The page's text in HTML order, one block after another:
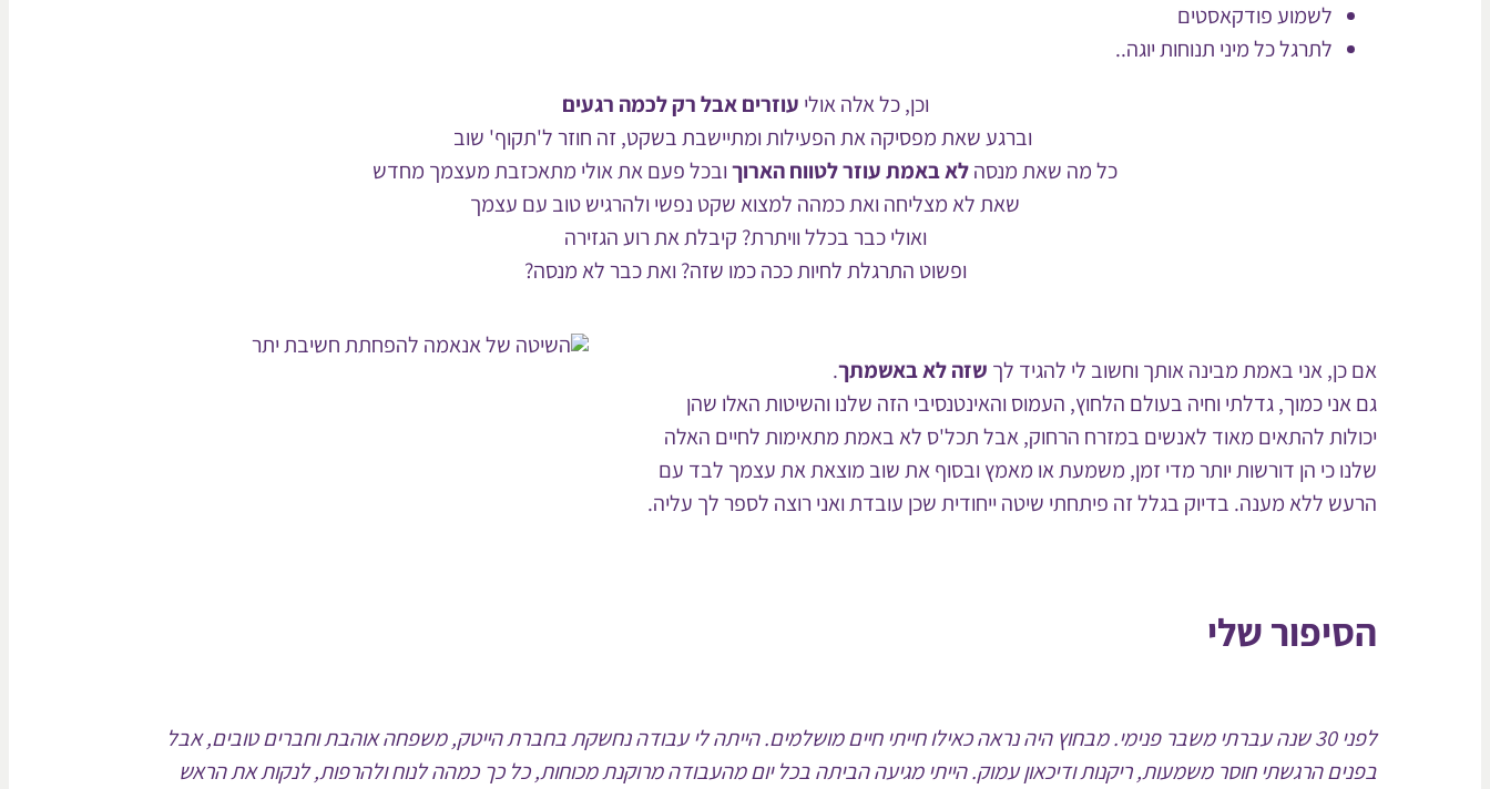
לשמוע פודקאסטים
לתרגל כל מיני תנוחות יוגה..
וכן, כל אלה אולי עוזרים אבל רק לכמה רגעים
וברגע שאת מפסיקה את הפעילות ומתיישבת בשקט, זה חוזר ל'תקוף' שוב
כל מה שאת מנסהלא באמת עוזר לטווח הארוךובכל פעם את אולי מתאכזבת מעצמך מחדש
שאת לא מצליחה ואת כמהה למצוא שקט נפשי ולהרגיש טוב עם עצמך
ואולי כבר בכלל וויתרת? קיבלת את רוע הגזירה
ופשוט התרגלת לחיות ככה כמו שזה? ואת כבר לא מנסה?
אם כן, אני באמת מבינה אותך וחשוב לי להגיד לך שזה לא באשמתך.
גם אני כמוך, גדלתי וחיה בעולם הלחוץ, העמוס והאינטנסיבי הזה שלנו והשיטות האלו שהן
יכולות להתאים מאוד לאנשים במזרח הרחוק, אבל תכל'ס לא באמת מתאימות לחיים האלה
שלנו כי הן דורשות יותר מדי זמן, משמעת או מאמץ ובסוף את שוב מוצאת את עצמך לבד עם
הרעש ללא מענה. בדיוק בגלל זה פיתחתי שיטה ייחודית שכן עובדת ואני רוצה לספר לך עליה.
הסיפור שלי
לפני 30 שנה עברתי משבר פנימי. מבחוץ היה נראה כאילו חייתי חיים מושלמים. הייתה לי עבודה נחשקת בחברת הייטק, משפחה אוהבת וחברים טובים, אבל
בפנים הרגשתי חוסר משמעות, ריקנות ודיכאון עמוק. הייתי מגיעה הביתה בכל יום מהעבודה מרוקנת מכוחות, כל כך כמהה לנוח ולהרפות, לנקות את הראש